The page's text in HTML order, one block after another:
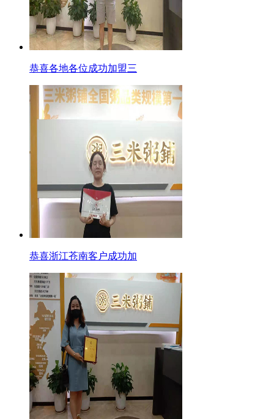
恭喜各地各位成功加盟三
恭喜浙江苍南客户成功加